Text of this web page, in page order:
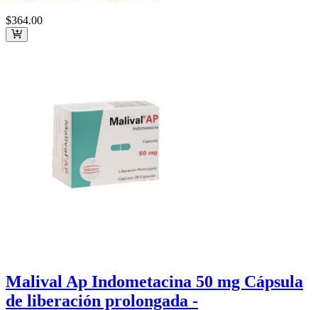
$364.00
Malival Ap Indometacina 50 mg Cápsula
de liberación prolongada -